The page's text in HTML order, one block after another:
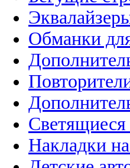
Обманки
Накладки